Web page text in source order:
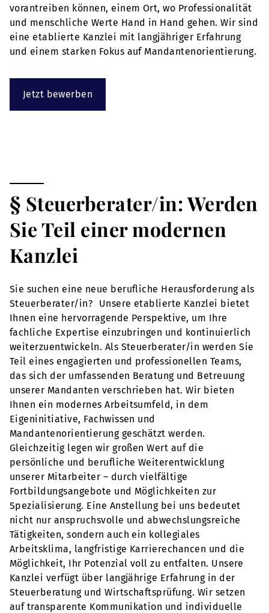
vorantreiben können, einem Ort, wo Professionalität
und menschliche Werte Hand in Hand gehen. Wir sind
eine etablierte Kanzlei mit langjähriger Erfahrung
und einem starken Fokus auf Mandantenorientierung.
Jetzt bewerben
§ Steuerberater/in: Werden
Sie Teil einer modernen
Kanzlei
Sie suchen eine neue berufliche Herausforderung als
Steuerberater/in? Unsere etablierte Kanzlei bietet
Ihnen eine hervorragende Perspektive, um Ihre
fachliche Expertise einzubringen und kontinuierlich
weiterzuentwickeln. Als Steuerberater/in werden Sie
Teil eines engagierten und professionellen Teams,
das sich der umfassenden Beratung und Betreuung
unserer Mandanten verschrieben hat. Wir bieten
Ihnen ein modernes Arbeitsumfeld, in dem
Eigeninitiative, Fachwissen und
Mandantenorientierung geschätzt werden.
Gleichzeitig legen wir großen Wert auf die
persönliche und berufliche Weiterentwicklung
unserer Mitarbeiter – durch vielfältige
Fortbildungsangebote und Möglichkeiten zur
Spezialisierung. Eine Anstellung bei uns bedeutet
nicht nur anspruchsvolle und abwechslungsreiche
Tätigkeiten, sondern auch ein kollegiales
Arbeitsklima, langfristige Karrierechancen und die
Möglichkeit, Ihr Potenzial voll zu entfalten. Unsere
Kanzlei verfügt über langjährige Erfahrung in der
Steuerberatung und Wirtschaftsprüfung. Wir setzen
auf transparente Kommunikation und individuelle